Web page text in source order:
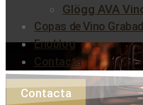
Glögg AVA
Copas de Vino
Enoblog
Contacta
Contacta